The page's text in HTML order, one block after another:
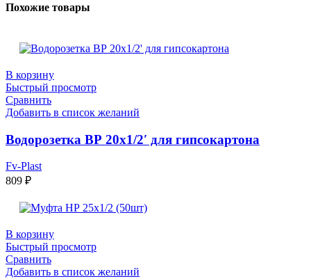
Похожие товары
В корзину
Быстрый просмотр
Сравнить
Добавить в список желаний
Водорозетка ВР 20х1/2′ для гипсокартона
Fv-Plast
809 ₽
В корзину
Быстрый просмотр
Сравнить
Добавить в список желаний